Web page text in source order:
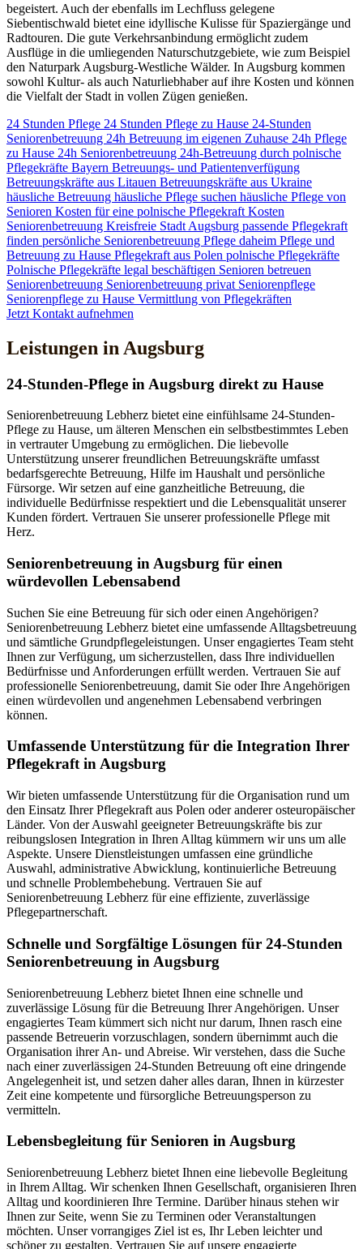
begeistert. Auch der ebenfalls im Lechfluss gelegene
Siebentischwald bietet eine idyllische Kulisse für Spaziergänge und
Radtouren. Die gute Verkehrsanbindung ermöglicht zudem
Ausflüge in die umliegenden Naturschutzgebiete, wie zum Beispiel
den Naturpark Augsburg-Westliche Wälder. In Augsburg kommen
sowohl Kultur- als auch Naturliebhaber auf ihre Kosten und können
die Vielfalt der Stadt in vollen Zügen genießen.
24 Stunden Pflege 24 Stunden Pflege zu Hause 24-Stunden
Seniorenbetreuung 24h Betreuung im eigenen Zuhause 24h Pflege
zu Hause 24h Seniorenbetreuung 24h-Betreuung durch polnische
Pflegekräfte Bayern Betreuungs- und Patientenverfügung
Betreuungskräfte aus Litauen Betreuungskräfte aus Ukraine
häusliche Betreuung häusliche Pflege suchen häusliche Pflege von
Senioren Kosten für eine polnische Pflegekraft Kosten
Seniorenbetreuung Kreisfreie Stadt Augsburg passende Pflegekraft
finden persönliche Seniorenbetreuung Pflege daheim Pflege und
Betreuung zu Hause Pflegekraft aus Polen polnische Pflegekräfte
Polnische Pflegekräfte legal beschäftigen Senioren betreuen
Seniorenbetreuung Seniorenbetreuung privat Seniorenpflege
Seniorenpflege zu Hause Vermittlung von Pflegekräften
Jetzt Kontakt aufnehmen
Leistungen in Augsburg
24-Stunden-Pflege in Augsburg direkt zu Hause
Seniorenbetreuung Lebherz bietet eine einfühlsame 24-Stunden-
Pflege zu Hause, um älteren Menschen ein selbstbestimmtes Leben
in vertrauter Umgebung zu ermöglichen. Die liebevolle
Unterstützung unserer freundlichen Betreuungskräfte umfasst
bedarfsgerechte Betreuung, Hilfe im Haushalt und persönliche
Fürsorge. Wir setzen auf eine ganzheitliche Betreuung, die
individuelle Bedürfnisse respektiert und die Lebensqualität unserer
Kunden fördert. Vertrauen Sie unserer professionelle Pflege mit
Herz.
Senioren­betreuung in Augsburg für einen
würdevollen Lebensabend
Suchen Sie eine Betreuung für sich oder einen Angehörigen?
Seniorenbetreuung Lebherz bietet eine umfassende Alltagsbetreuung
und sämtliche Grundpflegeleistungen. Unser engagiertes Team steht
Ihnen zur Verfügung, um sicherzustellen, dass Ihre individuellen
Bedürfnisse und Anforderungen erfüllt werden. Vertrauen Sie auf
professionelle Seniorenbetreuung, damit Sie oder Ihre Angehörigen
einen würdevollen und angenehmen Lebensabend verbringen
können.
Umfassende Unterstützung für die Integration Ihrer
Pflegekraft in Augsburg
Wir bieten umfassende Unterstützung für die Organisation rund um
den Einsatz Ihrer Pflegekraft aus Polen oder anderer osteuropäischer
Länder. Von der Auswahl geeigneter Betreuungskräfte bis zur
reibungslosen Integration in Ihren Alltag kümmern wir uns um alle
Aspekte. Unsere Dienstleistungen umfassen eine gründliche
Auswahl, administrative Abwicklung, kontinuierliche Betreuung
und schnelle Problembehebung. Vertrauen Sie auf
Seniorenbetreuung Lebherz für eine effiziente, zuverlässige
Pflegepartnerschaft.
Schnelle und Sorgfältige Lösungen für 24-Stunden
Seniorenbetreuung in Augsburg
Seniorenbetreuung Lebherz bietet Ihnen eine schnelle und
zuverlässige Lösung für die Betreuung Ihrer Angehörigen. Unser
engagiertes Team kümmert sich nicht nur darum, Ihnen rasch eine
passende Betreuerin vorzuschlagen, sondern übernimmt auch die
Organisation ihrer An- und Abreise. Wir verstehen, dass die Suche
nach einer zuverlässigen 24-Stunden Betreuung oft eine dringende
Angelegenheit ist, und setzen daher alles daran, Ihnen in kürzester
Zeit eine kompetente und fürsorgliche Betreuungsperson zu
vermitteln.
Lebensbegleitung für Senioren in Augsburg
Seniorenbetreuung Lebherz bietet Ihnen eine liebevolle Begleitung
in Ihrem Alltag. Wir schenken Ihnen Gesellschaft, organisieren Ihren
Alltag und koordinieren Ihre Termine. Darüber hinaus stehen wir
Ihnen zur Seite, wenn Sie zu Terminen oder Veranstaltungen
möchten. Unser vorrangiges Ziel ist es, Ihr Leben leichter und
schöner zu gestalten. Vertrauen Sie auf unsere engagierte